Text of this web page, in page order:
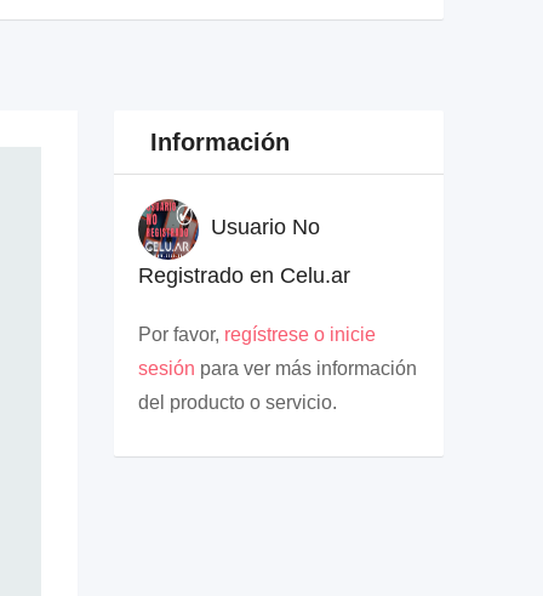
Información
Usuario No
Registrado en Celu.ar
Por favor, regístrese o inicie
sesión para ver más información
del producto o servicio.